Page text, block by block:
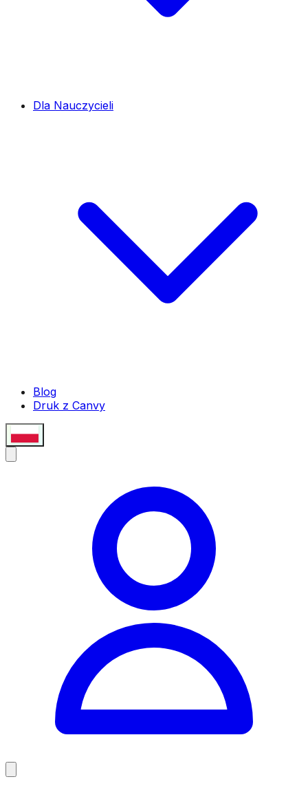
Dla Nauczycieli
Blog
Druk z Canvy